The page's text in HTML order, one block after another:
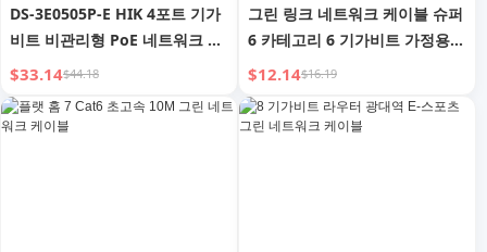
DS-3E0505P-E HIK 4포트 기가
비트 비관리형 PoE 네트워크 스
위치
$33.14$44.18
그린 링크 네트워크 케이블 슈퍼
6 카테고리 6 기가비트 가정용
광대역 컴퓨터 케이블 노트북 도
킹 이중 헤드 순수 구리 점퍼
$12.14$16.19